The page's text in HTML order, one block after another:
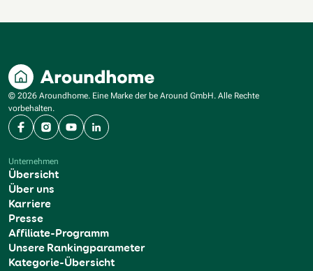
© 2026 Aroundhome. Eine Marke der be Around GmbH. Alle Rechte
vorbehalten.
FacebookInstagram
YouTubeLinkedIn
Unternehmen
Übersicht
Über uns
Karriere
Presse
Affiliate-Programm
Unsere Rankingparameter
Kategorie-Übersicht